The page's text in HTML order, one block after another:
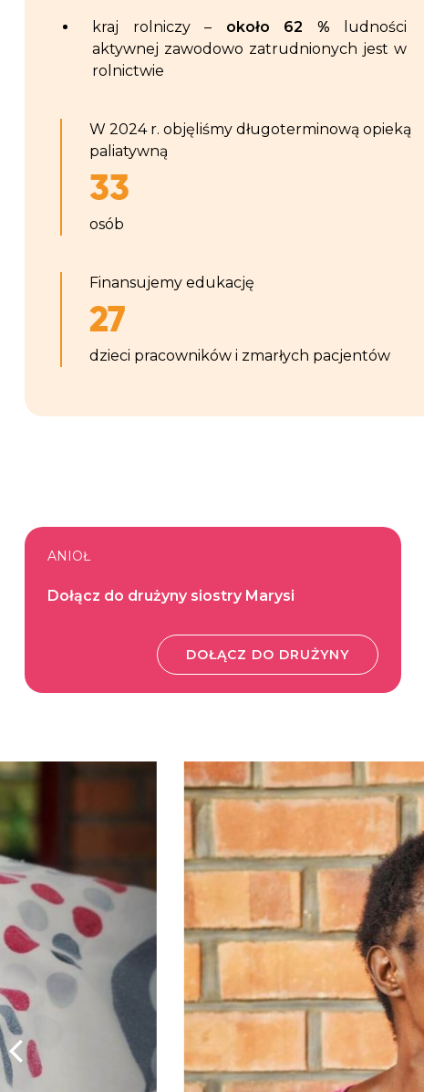
kraj rolniczy – około 62 % ludności
aktywnej zawodowo zatrudnionych jest w
rolnictwie
W 2024 r. objęliśmy długoterminową opieką
paliatywną
33
osób
Finansujemy edukację
27
dzieci pracowników i zmarłych pacjentów
ANIOŁ
Dołącz do drużyny siostry Marysi
DOŁĄCZ DO DRUŻYNY